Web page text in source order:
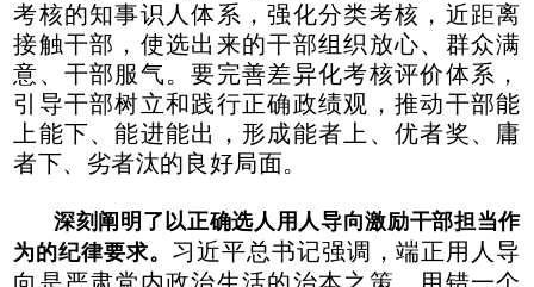
考核的知事识人体系，强化分类考核，近距离
接触干部，使选出来的干部组织放心、群众满
意、干部服气。要完善差异化考核评价体系，
引导干部树立和践行正确政绩观，推动干部能
上能下、能进能出，形成能者上、优者奖、庸
者下、劣者汰的良好局面。
深刻阐明了以正确选人用人导向激励干部担当作
为的纪律要求。 习近平总书记强调，端正用人导